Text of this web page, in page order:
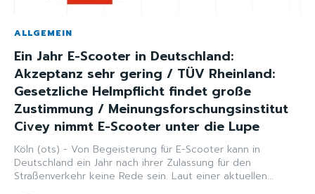
ALLGEMEIN
Ein Jahr E-Scooter in Deutschland:
Akzeptanz sehr gering / TÜV Rheinland:
Gesetzliche Helmpflicht findet große
Zustimmung / Meinungsforschungsinstitut
Civey nimmt E-Scooter unter die Lupe
Köln (ots) - Von Begeisterung für E-Scooter kann in
Deutschland ein Jahr nach ihrer Zulassung für den
Straßenverkehr keine Rede sein. Laut einer aktuellen...